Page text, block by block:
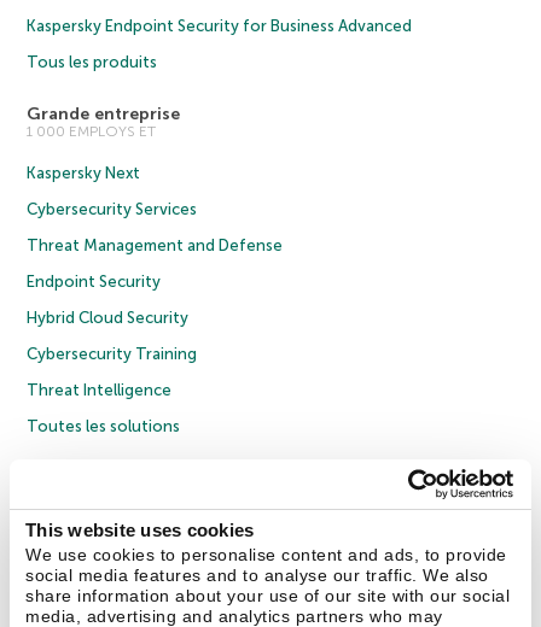
This website uses cookies
We use cookies to personalise content and ads, to provide
social media features and to analyse our traffic. We also
share information about your use of our site with our social
media, advertising and analytics partners who may
Kaspersky Endpoint Security for Business Advanced
Tous les produits
Grande entreprise
1 000 EMPLOYS ET
Kaspersky Next
Cybersecurity Services
Threat Management and Defense
Endpoint Security
Hybrid Cloud Security
Cybersecurity Training
Threat Intelligence
Toutes les solutions
Politique de confidentialité
Contrat de licence entreprises
Cookies
Nous contacter À propos Partenaires Blog Communiqués de presse